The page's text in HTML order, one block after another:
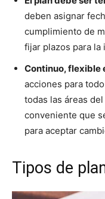
deben asignar
cumplimiento de
fijar plazos para la
Continuo, flexible
acciones para
todas las áreas
conveniente que
para aceptar
Tipos de